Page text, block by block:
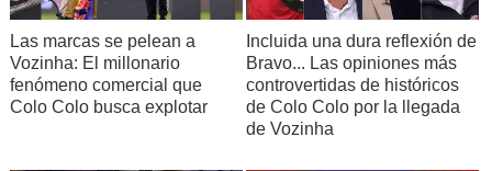
Las marcas se pelean a
Vozinha: El millonario
fenómeno comercial que
Colo Colo busca explotar
Incluida una dura reflexión de
Bravo... Las opiniones más
controvertidas de históricos
de Colo Colo por la llegada
de Vozinha